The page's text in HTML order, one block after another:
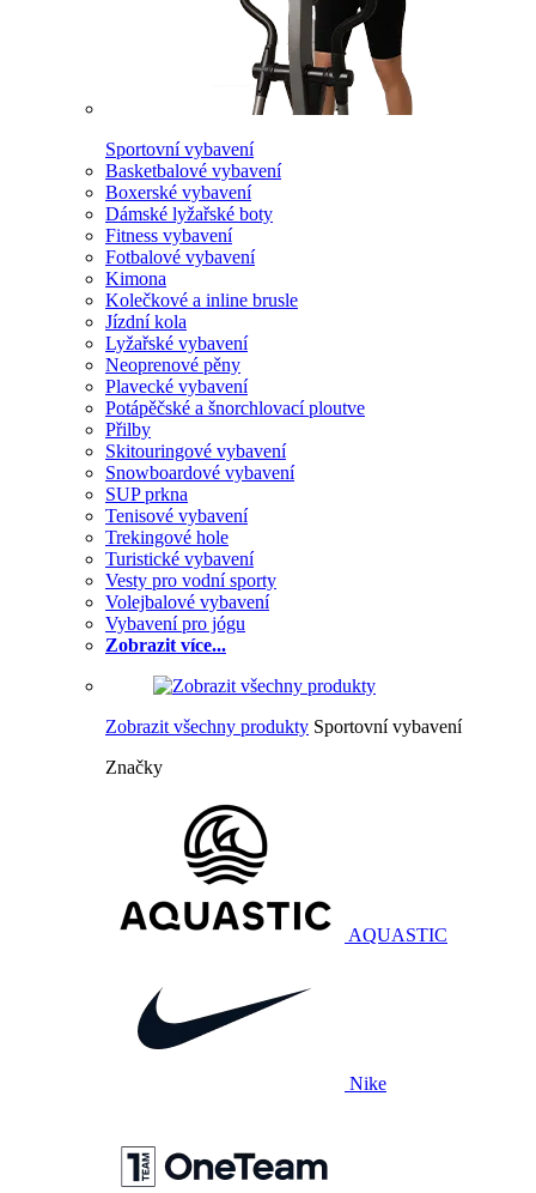
Sportovní vybavení
Basketbalové vybavení
Boxerské vybavení
Dámské lyžařské boty
Fitness vybavení
Fotbalové vybavení
Kimona
Kolečkové a inline brusle
Jízdní kola
Lyžařské vybavení
Neoprenové pěny
Plavecké vybavení
Potápěčské a šnorchlovací ploutve
Přilby
Skitouringové vybavení
Snowboardové vybavení
SUP prkna
Tenisové vybavení
Trekingové hole
Turistické vybavení
Vesty pro vodní sporty
Volejbalové vybavení
Vybavení pro jógu
Zobrazit více...
Zobrazit všechny produkty Sportovní vybavení
Značky
AQUASTIC
Nike